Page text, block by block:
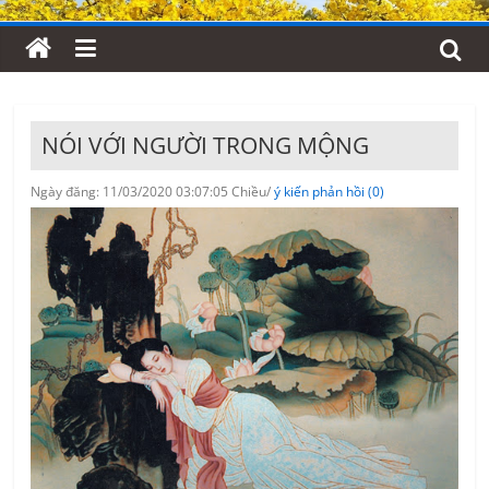
NÓI VỚI NGƯỜI TRONG MỘNG
Ngày đăng: 11/03/2020 03:07:05 Chiều/ý kiến phản hồi (0)